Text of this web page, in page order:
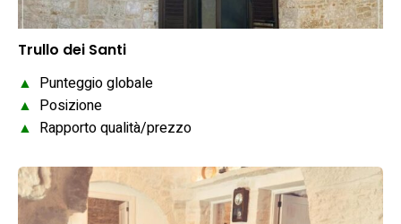
Trullo dei Santi
▲ Punteggio globale
▲ Posizione
▲ Rapporto qualità/prezzo